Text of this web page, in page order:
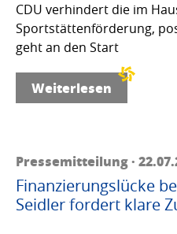
CDU verhindert die im
Sportstättenförderung,
geht an den Start
Weiterlesen
Pressemitteilung ·
Finanzierungslücke
Seidler fordert klare